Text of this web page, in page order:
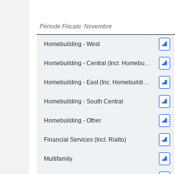
Période Fiscale: Novembre
Homebuilding - West
Homebuilding - Central (Incl. Homebuilding Houston)
Homebuilding - East (Inc. Homebuilding Southeast Florida)
Homebuilding - South Central
Homebuilding - Other
Financial Services (Incl. Rialto)
Multifamily